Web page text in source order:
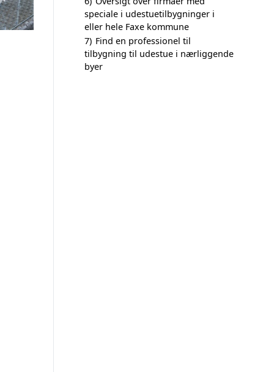
speciale i udestuetilbygninger i
eller hele Faxe kommune
7) Find en professionel til
tilbygning til udestue i nærliggende
byer